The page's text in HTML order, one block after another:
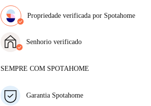
Propriedade verificada por Spotahome
obténs exatamente o que vês no anúncio.
Mais sobre a verificação
Senhorio verificado
Mais sobre este senhorio
SEMPRE COM SPOTAHOME
Garantia Spotahome